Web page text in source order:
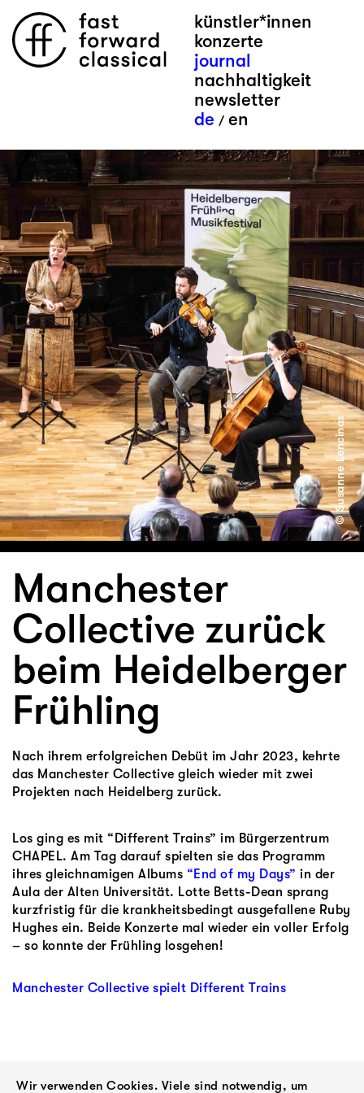
künstler*innen
konzerte
journal
nachhaltigkeit
newsletter
de / en
© Susanne Lencinas
Manchester
Collective zurück
beim Heidelberger
Frühling
Nach ihrem erfolgreichen Debüt im Jahr 2023, kehrte
das Manchester Collective gleich wieder mit zwei
Projekten nach Heidelberg zurück.
Los ging es mit “Different Trains” im Bürgerzentrum
CHAPEL. Am Tag darauf spielten sie das Programm
ihres gleichnamigen Albums “End of my Days” in der
Aula der Alten Universität. Lotte Betts-Dean sprang
kurzfristig für die krankheitsbedingt ausgefallene Ruby
Hughes ein. Beide Konzerte mal wieder ein voller Erfolg
– so konnte der Frühling losgehen!
Manchester Collective spielt Different Trains
ZURÜCK
Wir verwenden Cookies. Viele sind notwendig, um